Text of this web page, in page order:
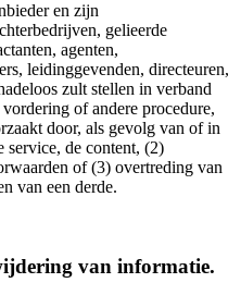
en zijn
gelieerde
agenten,
leidinggevenden, directeuren,
zult stellen in verband
of andere procedure,
door, als gevolg van of in
service, de content, (2)
of (3) overtreding van
van een derde.
van informatie.